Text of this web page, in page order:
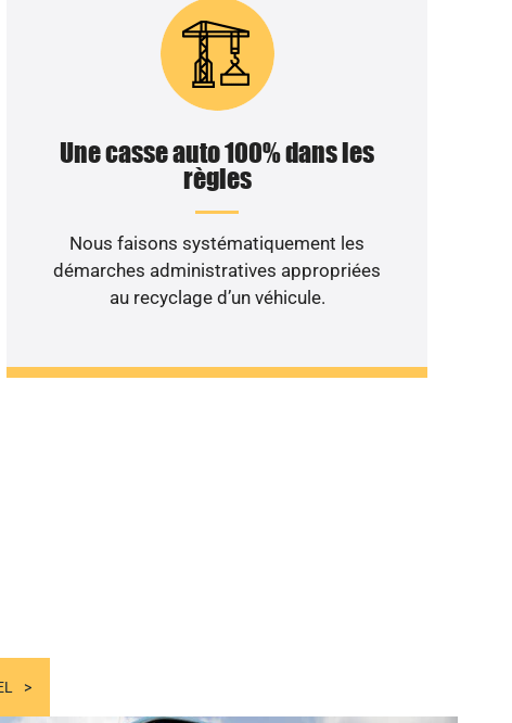
Une casse auto 100% dans les
règles
Nous faisons systématiquement les
démarches administratives appropriées
au recyclage d’un véhicule.
roulant au